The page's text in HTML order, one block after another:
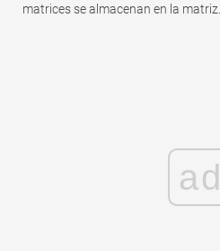
matrices se almacenan en la matriz.
ad